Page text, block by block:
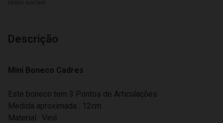
Descrição
Mini Boneco Cadres
Este boneco tem 3 Pontos de Articulações
Medida aproximada : 12cm
Material : Vinil